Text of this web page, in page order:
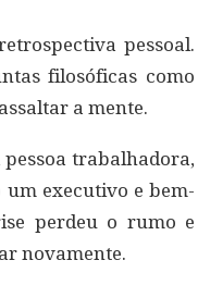
pessoal.
filosóficas como
a mente.
trabalhadora,
executivo e bem-
perdeu o rumo e
novamente.